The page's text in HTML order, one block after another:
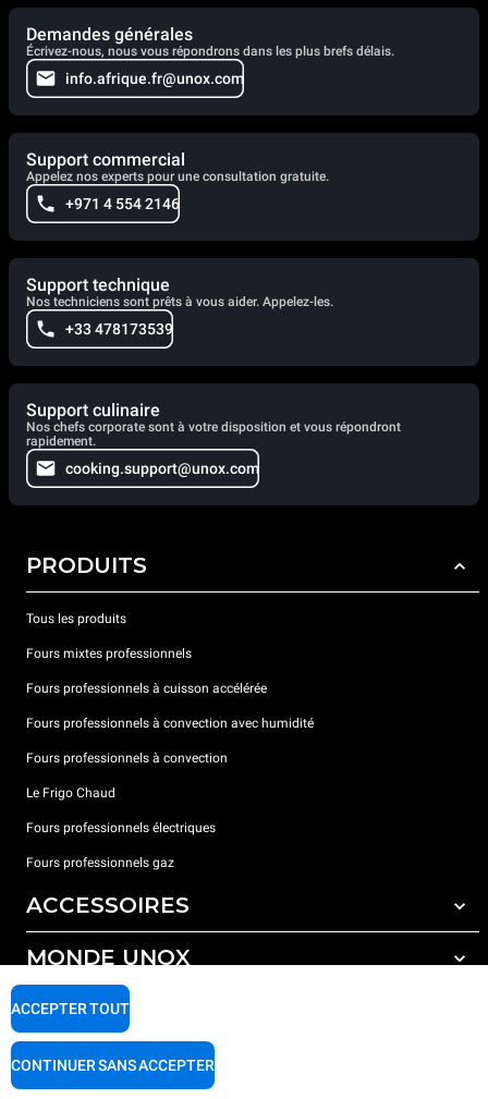
Demandes générales
Écrivez-nous, nous vous répondrons dans les plus brefs délais.
info.afrique.fr@unox.com
Support commercial
Appelez nos experts pour une consultation gratuite.
+971 4 554 2146
Support technique
Nos techniciens sont prêts à vous aider. Appelez-les.
+33 478173539
Support culinaire
Nos chefs corporate sont à votre disposition et vous répondront
rapidement.
cooking.support@unox.com
PRODUITS
Tous les produits
Fours mixtes professionnels
Fours professionnels à cuisson accélérée
Fours professionnels à convection avec humidité
Fours professionnels à convection
Le Frigo Chaud
Fours professionnels électriques
Fours professionnels gaz
ACCESSOIRES
Tous les accessoires
Détergents pour lavage automatique
Détergents pour lavage manuel
Traitement de l'eau avec filtres à résine
MONDE UNOX
Nos bureaux dans le monde
SUPPORT
Garantie Unox
ACCEPTER TOUT
CONTINUER SANS ACCEPTER